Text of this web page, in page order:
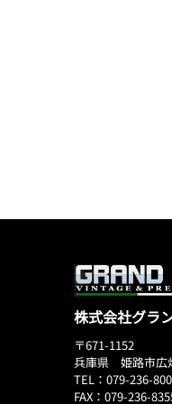
株式会社グラ
〒671-1152
兵庫県 姫路市広
TEL：079-236-
FAX：079-236-